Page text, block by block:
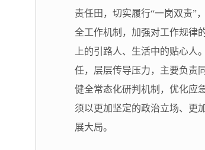
责任田，切实履行“一岗双责”
全工作机制，加强对工作规律
上的引路人、生活中的贴心
任，层层传导压力，主要负责
健全常态化研判机制，优化应
须以更加坚定的政治立场、更
展大局。